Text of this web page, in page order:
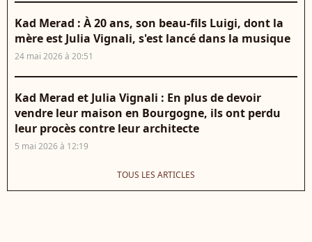
Kad Merad : À 20 ans, son beau-fils Luigi, dont la
mère est Julia Vignali, s'est lancé dans la musique
24 mai 2026 à 20:51
Kad Merad et Julia Vignali : En plus de devoir
vendre leur maison en Bourgogne, ils ont perdu
leur procès contre leur architecte
5 mai 2026 à 12:19
TOUS LES ARTICLES